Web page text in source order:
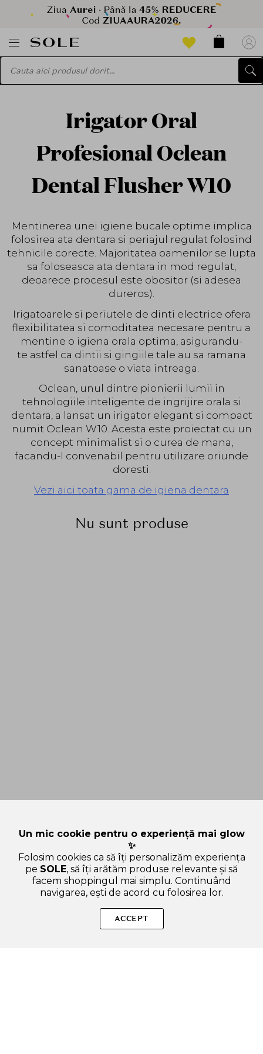
Irigator Oral
Profesional Oclean
Dental Flusher W10
Mentinerea unei igiene bucale optime implica
folosirea ata dentara si periajul regulat folosind
tehnicile corecte. Majoritatea oamenilor se lupta
sa foloseasca ata dentara in mod regulat,
deoarece procesul este obositor (si adesea
dureros).
Irigatoarele si periutele de dinti electrice ofera
flexibilitatea si comoditatea necesare pentru a
mentine o igiena orala optima, asigurandu-
te astfel ca dintii si gingiile tale au sa ramana
sanatoase o viata intreaga.
Oclean, unul dintre pionierii lumii in
tehnologiile inteligente de ingrijire orala si
dentara, a lansat un irigator elegant si compact
numit Oclean W10. Acesta este proiectat cu un
concept minimalist si o curea de mana,
facandu-l convenabil pentru utilizare oriunde
doresti.
Vezi aici toata gama de igiena dentara
Nu sunt produse
Produse autentice, conforme UE, alese responsabil.
Un mic cookie pentru o experiență mai glow
✨
Folosim cookies ca să îți personalizăm experiența
pe SOLE, să îți arătăm produse relevante și să
facem shoppingul mai simplu. Continuând
navigarea, ești de acord cu folosirea lor.
ACCEPT